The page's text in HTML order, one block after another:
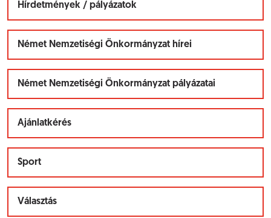
Hírdetmények / pályázatok
Német Nemzetiségi Önkormányzat hírei
Német Nemzetiségi Önkormányzat pályázatai
Ajánlatkérés
Sport
Választás